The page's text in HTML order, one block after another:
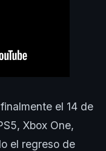
el 14 de
Xbox One,
el regreso de